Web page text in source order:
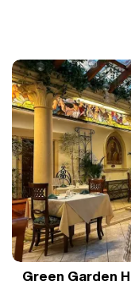
Green Garden